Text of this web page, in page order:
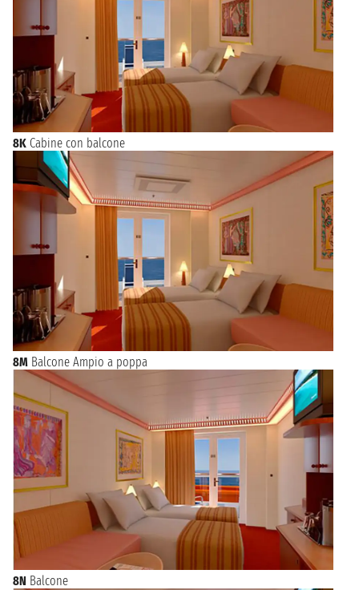
8K Cabine con balcone
8M Balcone Ampio a poppa
8N Balcone